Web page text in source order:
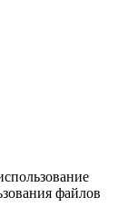
файлов